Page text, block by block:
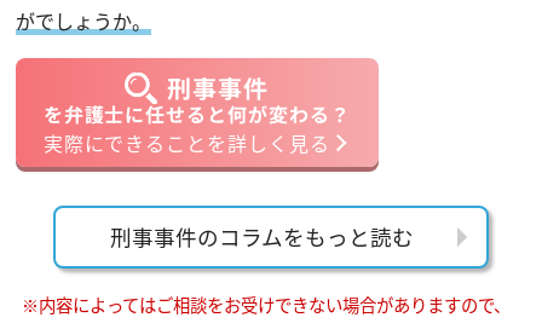
がでしょうか。
刑事事件
を弁護士に任せると何が変わる？
実際にできることを詳しく見る
刑事事件のコラムをもっと読む
※内容によってはご相談をお受けできない場合がありますので、